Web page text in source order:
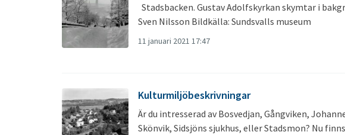
Stadsbacken. Gustav Adolfskyrkan skymtar i
Sven Nilsson Bildkälla: Sundsvalls museum
11 januari 2021 17:47
Kulturmiljöbeskrivningar
Är du intresserad av Bosvedjan, Gångviken,
Skönvik, Sidsjöns sjukhus, eller Stadsmon? Nu